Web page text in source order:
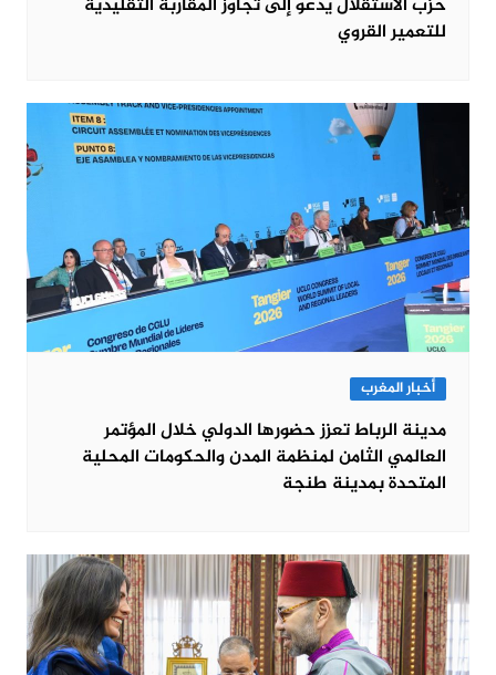
حزب الاستقلال يدعو إلى تجاوز المقاربة التقليدية
للتعمير القروي
أخبار المغرب
مدينة الرباط تعزز حضورها الدولي خلال المؤتمر
العالمي الثامن لمنظمة المدن والحكومات المحلية
المتحدة بمدينة طنجة